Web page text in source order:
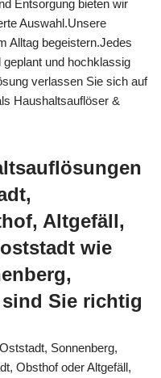
Entsorgung bieten wir
Auswahl.Unsere
Alltag begeistern.Jedes
und hochklassig
verlassen Sie sich auf
Haushaltsauflöser &
Altgefäll,
wie
Sie richtig
Sonnenberg,
Obsthof oder Altgefäll,